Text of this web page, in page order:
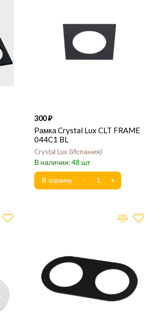
300
Рамка Crystal Lux CLT FRAME
044C1 BL
Crystal Lux Испания
48